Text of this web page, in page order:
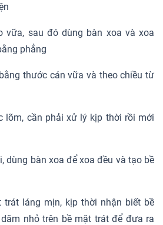
vữa, sau đó dùng bàn xoa và xoa
phẳng
thước cán vữa và theo chiều từ
lõm, cần phải xử lý kịp thời rồi mới
dùng bàn xoa để xoa đều và tạo bề
láng mịn, kịp thời nhận biết bề
nhỏ trên bề mặt trát để đưa ra